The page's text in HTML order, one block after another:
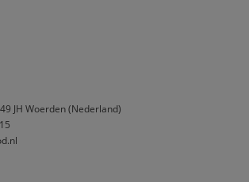
JH Woerden (Nederland)